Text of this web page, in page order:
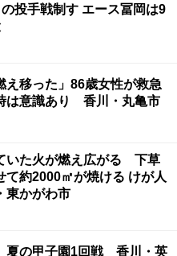
投手戦制す エース冨岡は9
え移った」86歳女性が救急
意識あり 香川・丸亀市
いた火が燃え広がる 下草
て約2000㎡が焼ける けが人
かがわ市
夏の甲子園1回戦 香川・英